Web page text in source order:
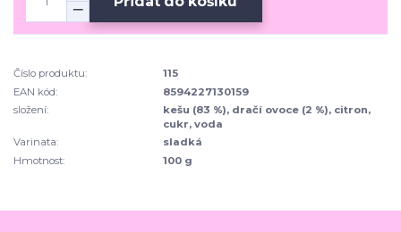
Číslo produktu:
115
EAN kód:
8594227130159
složení:
kešu (83 %), dračí ovoce (2 %), citron,
cukr, voda
Varinata:
sladká
Hmotnost:
100 g